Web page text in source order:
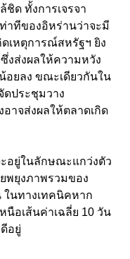
ชิด ทั้งการเจรจา
าทีของอิหร่านว่าจะมี
เหตุการณ์สหรัฐฯ ยิง
งส่งผลให้ความหวัง
อยลง ขณะเดียวกันใน
ประชุมวาง
าจส่งผลให้ตลาดเกิด
อยู่ในลักษณะแกว่งตัว
พยุงภาพรวมของ
ในทางเทคนิคหาก
นือเส้นค่าเฉลี่ย 10 วัน
อยู่